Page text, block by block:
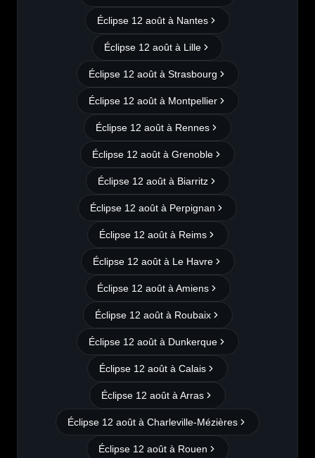
Éclipse 12 août à Nantes
Éclipse 12 août à Lille
Éclipse 12 août à Strasbourg
Éclipse 12 août à Montpellier
Éclipse 12 août à Rennes
Éclipse 12 août à Grenoble
Éclipse 12 août à Biarritz
Éclipse 12 août à Perpignan
Éclipse 12 août à Reims
Éclipse 12 août à Le Havre
Éclipse 12 août à Amiens
Éclipse 12 août à Roubaix
Éclipse 12 août à Dunkerque
Éclipse 12 août à Calais
Éclipse 12 août à Arras
Éclipse 12 août à Charleville-Mézières
Éclipse 12 août à Rouen